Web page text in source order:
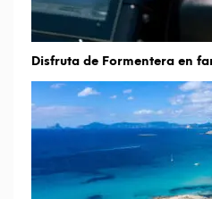
Disfruta de Formentera en